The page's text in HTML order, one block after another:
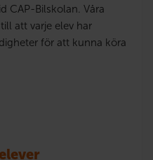
CAP-Bilskolan. Våra
att varje elev har
för att kunna köra